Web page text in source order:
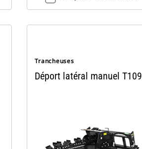
Trancheuses
Déport latéral manuel T109